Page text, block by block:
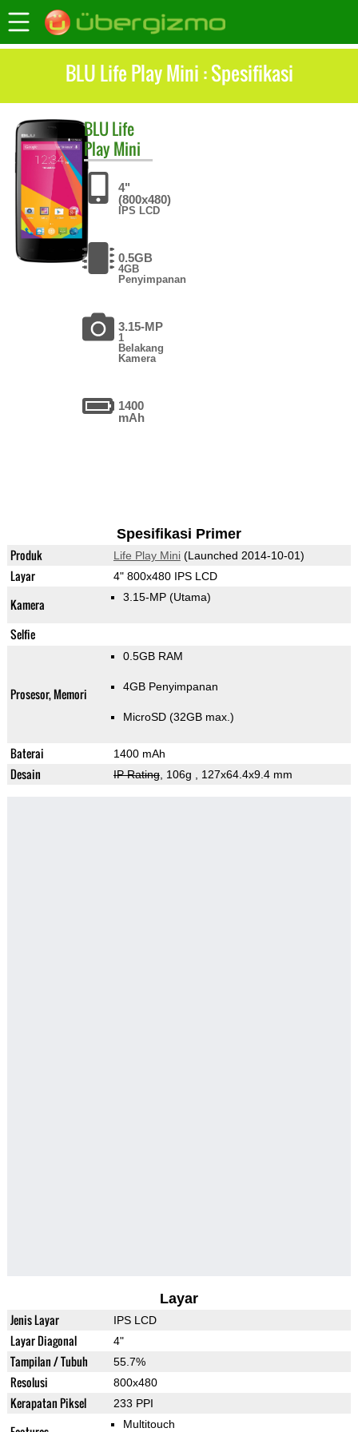
BLU Life Play Mini : Spesifikasi
BLULife
Play Mini
4"
(800x480)
IPS LCD
0.5GB
4GB
Penyimpanan
3.15-MP
1
Belakang
Kamera
1400
mAh
Spesifikasi Primer
Produk Life Play Mini(Launched 2014-10-01)
Layar 4" 800x480 IPS LCD
Kamera 3.15-MP (Utama)
Selfie
Prosesor, Memori
0.5GB RAM
4GB Penyimpanan
MicroSD (32GB max.)
Baterai 1400 mAh
Desain IP Rating, 106g , 127x64.4x9.4 mm
Layar
Jenis Layar IPS LCD
Layar Diagonal 4"
Tampilan / Tubuh 55.7%
Resolusi 800x480
Kerapatan Piksel 233 PPI
Multitouch